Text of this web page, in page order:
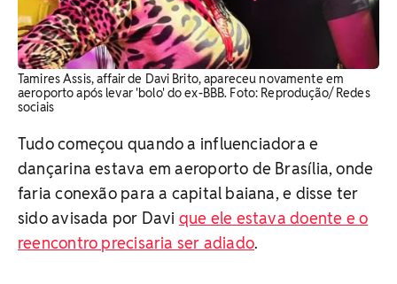
Tamires Assis, affair de Davi Brito, apareceu novamente em
aeroporto após levar 'bolo' do ex-BBB. Foto: Reprodução/ Redes
sociais
Tudo começou quando a influenciadora e
dançarina estava em aeroporto de Brasília, onde
faria conexão para a capital baiana, e disse ter
sido avisada por Davi que ele estava doente e o
reencontro precisaria ser adiado.